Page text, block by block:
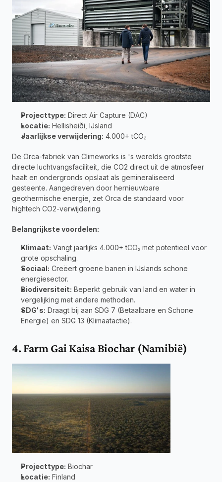
Projecttype: Direct Air Capture (DAC)
Locatie: Hellisheiði, IJsland
Jaarlijkse verwijdering: 4.000+ tCO₂
De Orca-fabriek van Climeworks is 's werelds grootste
directe luchtvangsfaciliteit, die CO2 direct uit de atmosfeer
haalt en ondergronds opslaat als gemineraliseerd
gesteente. Aangedreven door hernieuwbare
geothermische energie, zet Orca de standaard voor
hightech CO2-verwijdering.
Belangrijkste voordelen:
Klimaat: Vangt jaarlijks 4.000+ tCO₂ met potentieel voor
grote opschaling.
Sociaal: Creëert groene banen in IJslands schone
energiesector.
Biodiversiteit: Beperkt gebruik van land en water in
vergelijking met andere methoden.
SDG's: Draagt bij aan SDG 7 (Betaalbare en Schone
Energie) en SDG 13 (Klimaatactie).
4. Farm Gai Kaisa Biochar (Namibië)
Projecttype: Biochar
Locatie: Finland